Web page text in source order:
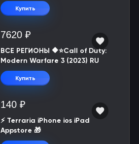
Купить
7620 ₽
ВСЕ РЕГИОНЫ 🔶⭐Call of Duty:
Modern Warfare 3 (2023) RU
Купить
140 ₽
⚡️ Terraria iPhone ios iPad
Appstore 🎁